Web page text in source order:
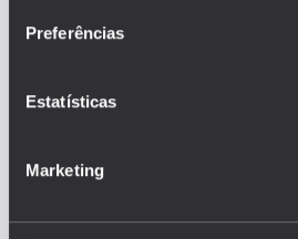
Preferências
Estatísticas
Marketing
longo do tempo (transição que
inclui o acesso ao ensino